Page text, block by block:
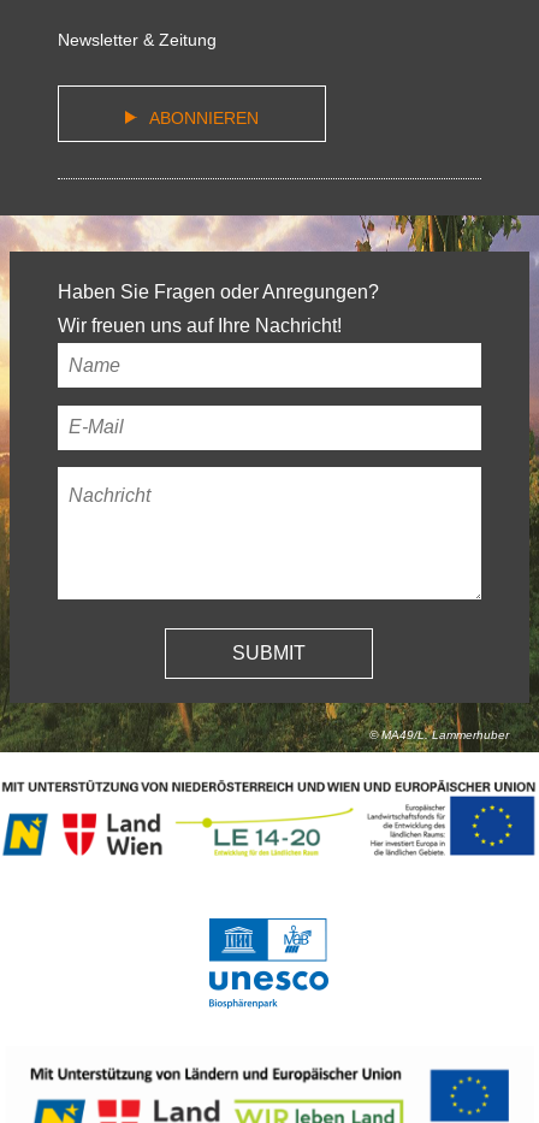
Newsletter & Zeitung
ABONNIEREN
Haben Sie Fragen oder Anregungen?
Wir freuen uns auf Ihre Nachricht!
Ihr
Name*
Ihre
E-
Mail-
Nachricht*
© MA49/L. Lammerhuber